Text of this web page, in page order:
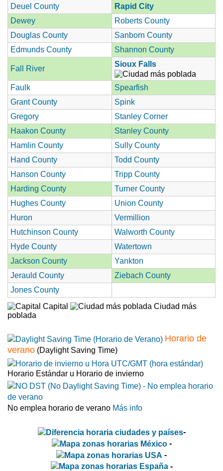
Deuel County
Rapid City
Dewey
Roberts County
Douglas County
Sanborn County
Edmunds County
Shannon County
Fall River
Sioux Falls
Faulk
Spearfish
Grant County
Spink
Gregory
Stanley Corner
Haakon County
Stanley County
Hamlin County
Sully County
Hand County
Todd County
Hanson County
Tripp County
Harding County
Turner County
Hughes County
Union County
Huron
Vermillion
Hutchinson County
Walworth County
Hyde County
Watertown
Jackson County
Yankton
Jerauld County
Ziebach County
Jones County
Capital
Ciudad más
poblada
Horario de
verano (Daylight Saving Time)
Horario Estándar u Horario de invierno
No emplea horario de verano Más info
-
-
-
-